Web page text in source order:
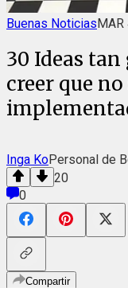
Buenas NoticiasMAR
30 Ideas tan
creer que
Inga KoPersonal de
20
0
Compartir